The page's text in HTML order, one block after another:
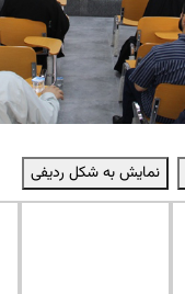
نمایش به شکل ردیفی